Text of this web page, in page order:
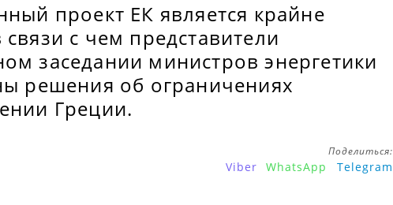
проект ЕК является крайне
с чем представители
заседании министров энергетики
решения об ограничениях
Греции.
Поделиться:
Viber WhatsApp Telegram